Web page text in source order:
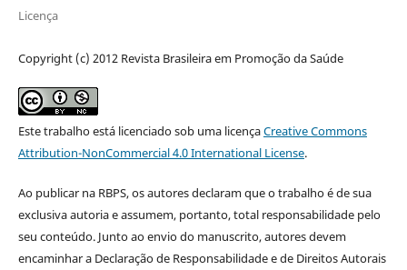
Licença
Copyright (c) 2012 Revista Brasileira em Promoção da Saúde
Este trabalho está licenciado sob uma licençaCreative Commons
Attribution-NonCommercial 4.0 International License.
Ao publicar na RBPS, os autores declaram que o trabalho é de sua
exclusiva autoria e assumem, portanto, total responsabilidade pelo
seu conteúdo. Junto ao envio do manuscrito, autores devem
encaminhar a Declaração de Responsabilidade e de Direitos Autorais